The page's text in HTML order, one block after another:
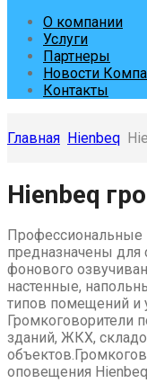
О компании
Услуги
Партнеры
Новости
Контакты
Главная Hienbeq
Skip
toHienbeq
Профессиональные
предназначены для
фонового
настенные,
типов помещений и
Громкоговорители
зданий, ЖКХ,
оповещения